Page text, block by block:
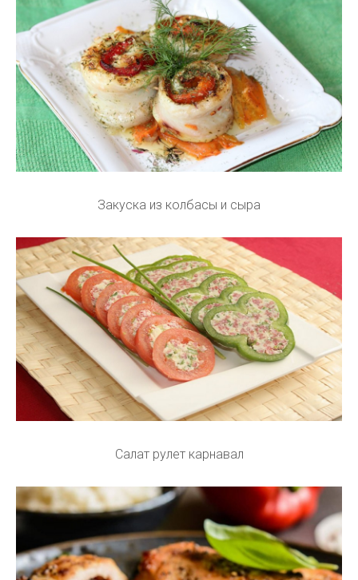
Закуска из колбасы и сыра
Салат рулет карнавал